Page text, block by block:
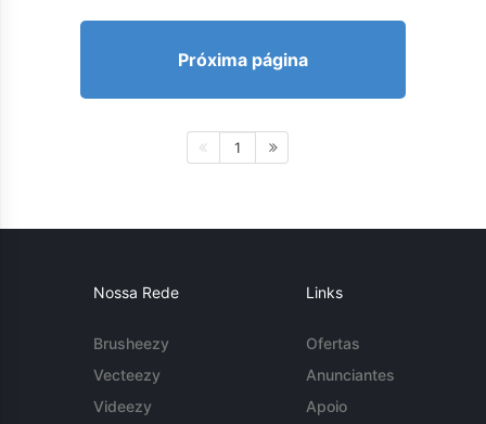
Próxima página
1
Nossa Rede
Brusheezy
Vecteezy
Videezy
Links
Ofertas
Anunciantes
Apoio